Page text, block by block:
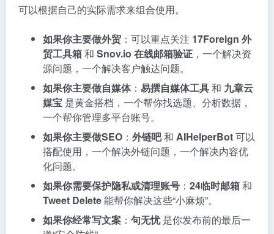
可以根据自己的实际需求来组合使用。
如果你主要做外贸 ：可以重点关注 17Foreign 外
贸工具箱和 Snov.io 在线邮箱验证 ，一个解决资
源问题，一个解决客户触达问题。
如果你主要做自媒体： 易撰自媒体工具和 九章云
媒宝 是黄金搭档，一个帮你找选题、分析数据，
一个帮你管理多平台账号。
如果你主要做SEO ： 外链吧和 AIHelperBot可以
搭配使用，一个解决外链问题，一个解决内容优
化问题。
如果你需要保护隐私或清理账号 ： 24临时邮箱和
Tweet Delete能帮你解决这些“小麻烦”。
如果你经常写文案 ： 句无忧是你发布前的最后一